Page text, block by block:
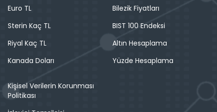
Euro TL
Sterin Kaç TL
Riyal Kaç TL
Kanada Doları
Bilezik Fiyatları
BIST 100 Endeksi
Altın Hesaplama
Yüzde Hesaplama
Kişisel Verilerin Korunması
Politikası